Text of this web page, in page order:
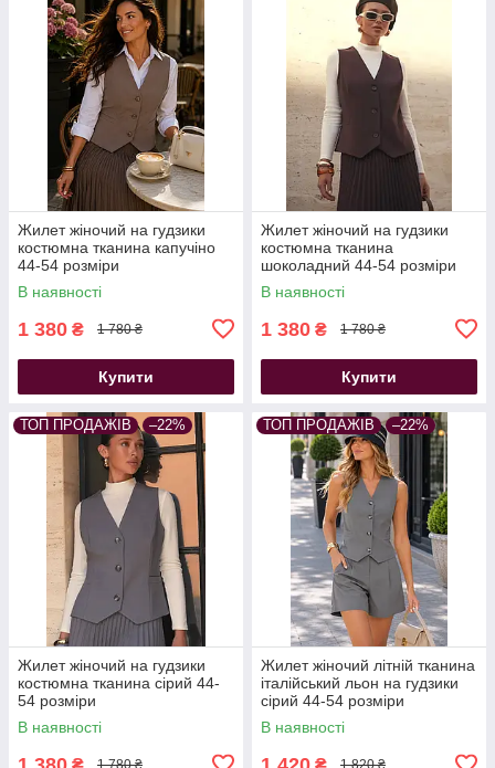
Жилет жіночий на гудзики
костюмна тканина капучіно
44-54 розміри
В наявності
1 380 ₴ 1 780 ₴
Купити
Жилет жіночий на гудзики
костюмна тканина
шоколадний 44-54 розміри
В наявності
1 380 ₴ 1 780 ₴
Купити
ТОП ПРОДАЖІВ –22%
Жилет жіночий на гудзики
костюмна тканина сірий 44-
54 розміри
В наявності
1 780 ₴
ТОП ПРОДАЖІВ –22%
Жилет жіночий літній тканина
італійський льон на гудзики
сірий 44-54 розміри
В наявності
1 820 ₴